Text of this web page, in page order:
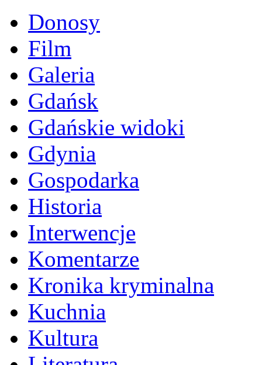
Donosy
Film
Galeria
Gdańsk
Gdańskie widoki
Gdynia
Gospodarka
Historia
Interwencje
Komentarze
Kronika kryminalna
Kuchnia
Kultura